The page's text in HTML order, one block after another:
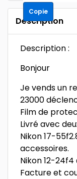
Copie
Description
Description :
Bonjour
Je vends un
23000
Film de
Livré avec
Nikon 17-
accessoires.
Nikon 12-
Facture et